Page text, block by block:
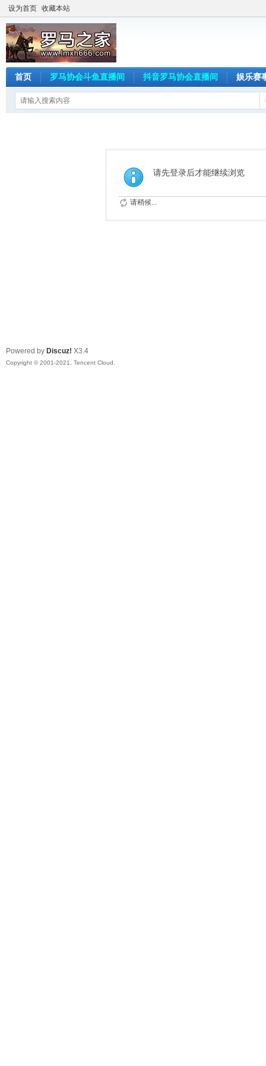
设为首页 收藏本站
首页 罗马协会斗鱼直播间 抖音罗马协会直播间 娱乐赛
请先登录后才能继续浏览
请稍候...
Powered by Discuz! X3.4
Copyright © 2001-2021, Tencent Cloud.